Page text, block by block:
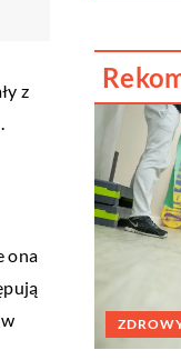
z
ona